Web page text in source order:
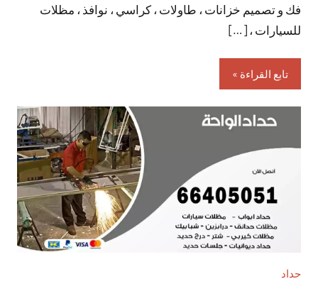
فك و تصميم خزانات ، طاولات ، كراسي ، نوافذ ، مظلات
للسيارات ، […]
تابع القراءة
حداد